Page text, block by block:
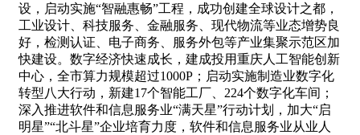
设，启动实施“智融惠畅”工程，成功创建全球设计之都，
工业设计、科技服务、金融服务、现代物流等业态增势良
好，检测认证、电子商务、服务外包等产业集聚示范区加
快建设。数字经济快速成长，建成投用重庆人工智能创新
中心，全市算力规模超过1000P；启动实施制造业数字化
转型八大行动，新建17个智能工厂、224个数字化车间；
深入推进软件和信息服务业“满天星”行动计划，加大“启
明星”“北斗星”企业培育力度，软件和信息服务业从业人